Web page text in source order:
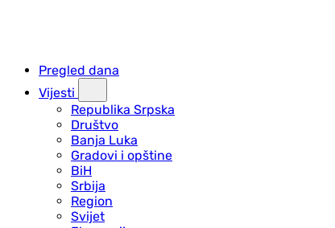
Pregled dana
Vijesti
Republika Srpska
Društvo
Banja Luka
Gradovi i opštine
BiH
Srbija
Region
Svijet